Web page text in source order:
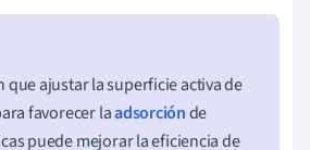
que ajustar la superficie activa de
favorecer laadsorciónde
puede mejorar la eficiencia de